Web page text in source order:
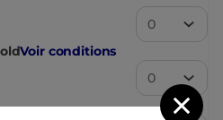
Voir conditions